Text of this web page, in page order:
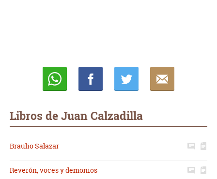
Libros de Juan Calzadilla
Braulio Salazar
Reverón, voces y demonios